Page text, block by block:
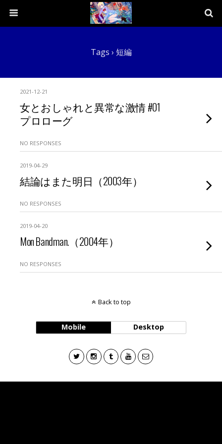
Tags › 短編
2021-12-21
女とおしゃれと異常な激情 #01
プロローグ
NO RESPONSES
2019-04-29
結論はまた明日（2003年）
NO RESPONSES
2019-04-20
Mon Bandman.（2004年）
NO RESPONSES
Back to top
Mobile Desktop